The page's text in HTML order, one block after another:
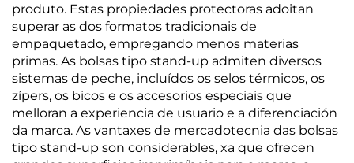
produto. Estas propiedades protectoras adoitan
superar as dos formatos tradicionais de
empaquetado, empregando menos materias
primas. As bolsas tipo stand-up admiten diversos
sistemas de peche, incluídos os selos térmicos, os
zípers, os bicos e os accesorios especiais que
melloran a experiencia de usuario e a diferenciación
da marca. As vantaxes de mercadotecnia das bolsas
tipo stand-up son considerables, xa que ofrecen